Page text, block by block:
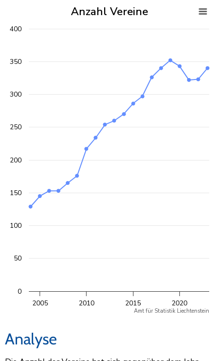
Anzahl Vereine
Liniendiagramm mit 20 Datenpunkten points.
Das Diagramm hat eine Y-Achse, die values anzeigt.
Anzahl Vereine
2005 2010 2015 2020
0
50
100
150
200
250
300
350
400
Amt für Statistik Liechtenstein
Analyse